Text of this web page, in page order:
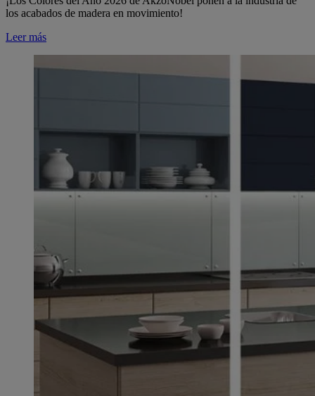
los acabados de madera en movimiento!
Leer más